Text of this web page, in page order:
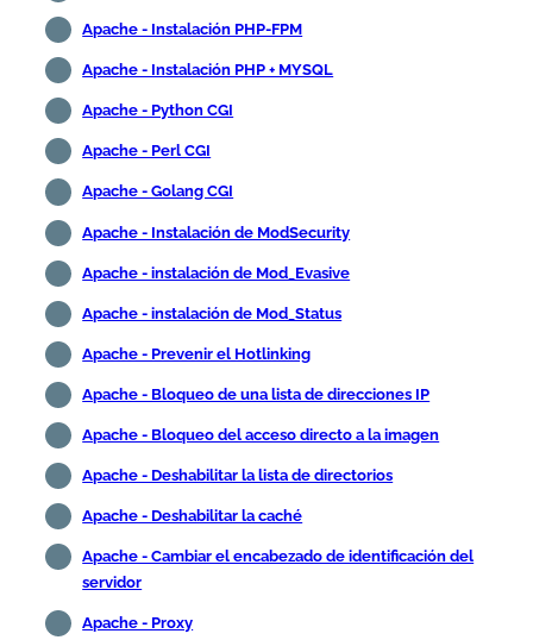
Apache - Instalación PHP-FPM
Apache - Instalación PHP + MYSQL
Apache - Python CGI
Apache - Perl CGI
Apache - Golang CGI
Apache - Instalación de ModSecurity
Apache - instalación de Mod_Evasive
Apache - instalación de Mod_Status
Apache - Prevenir el Hotlinking
Apache - Bloqueo de una lista de direcciones IP
Apache - Bloqueo del acceso directo a la imagen
Apache - Deshabilitar la lista de directorios
Apache - Deshabilitar la caché
Apache - Cambiar el encabezado de identificación del
servidor
Apache - Proxy